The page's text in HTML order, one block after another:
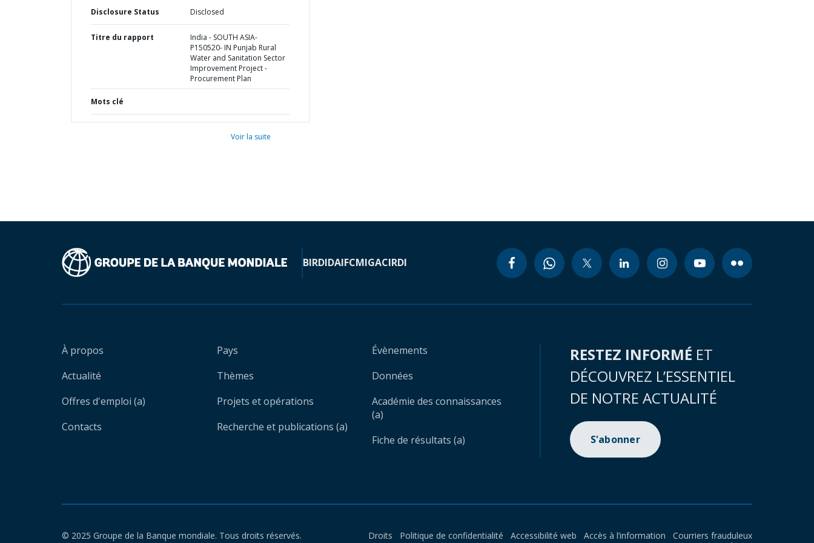
Disclosure Status Disclosed
Titre du rapport
India - SOUTH ASIA-
P150520- IN Punjab Rural
Water and Sanitation Sector
Improvement Project -
Procurement Plan
Mots clé
Voir la suite
BIRDIDAIFCMIGACIRDI
À propos
Actualité
Offres d'emploi (a)
Contacts
Pays
Thèmes
Projets et opérations
Recherche et publications (a)
Évènements
Données
Académie des connaissances
(a)
Fiche de résultats (a)
RESTEZ INFORMÉ ET
DÉCOUVREZ L’ESSENTIEL
DE NOTRE ACTUALITÉ
S'abonner
© 2025 Groupe de la Banque mondiale. Tous droits réservés. Droits Politique de confidentialité Accessibilité web Accès à l’information
Courriers frauduleux